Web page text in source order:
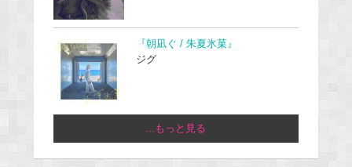
『朝凪ぐ / 朱夏氷菓』
ジグ
...もっと見る